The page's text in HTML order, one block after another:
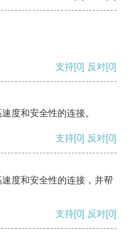
支持[0] 反对[0]
度和安全性的连接。
支持[0] 反对[0]
度和安全性的连接，并帮
支持[0] 反对[0]